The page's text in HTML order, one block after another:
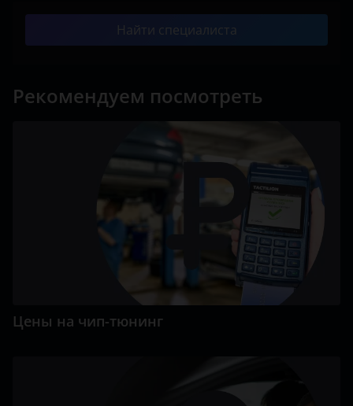
Найти специалиста
Рекомендуем посмотреть
Цены на чип-тюнинг